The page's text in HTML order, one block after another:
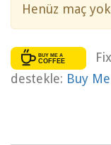
Henüz maç yok
destekle: Buy